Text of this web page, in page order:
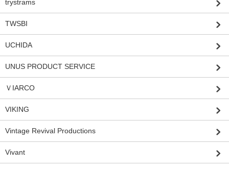
trystrams
TWSBI
UCHIDA
UNUS PRODUCT SERVICE
ＶIARCO
VIKING
Vintage Revival Productions
Vivant